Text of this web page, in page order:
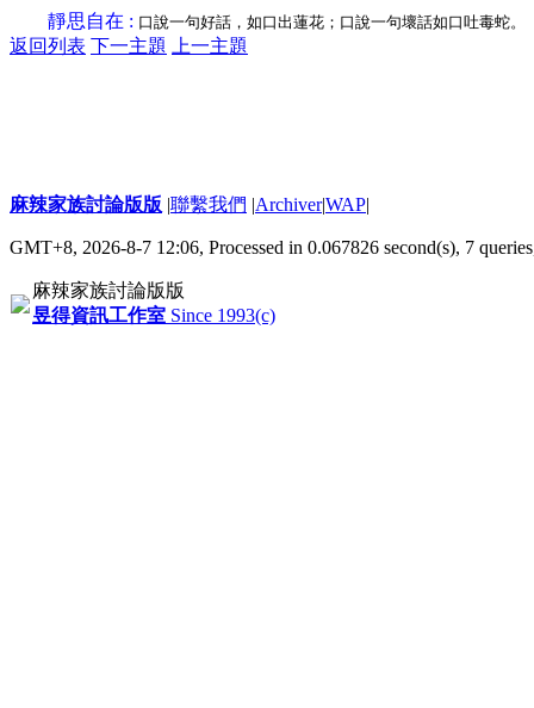
靜思自在 : 口說一句好話，如口出蓮花；口說一句壞話如口吐毒蛇。
返回列表 下一主題 上一主題
麻辣家族討論版版 |聯繫我們 |Archiver|WAP|
GMT+8, 2026-8-7 12:06, Processed in 0.067826 second(s), 7
麻辣家族討論版版
昱得資訊工作室 Since 1993(c)